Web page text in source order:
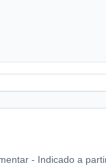
- Indicado a